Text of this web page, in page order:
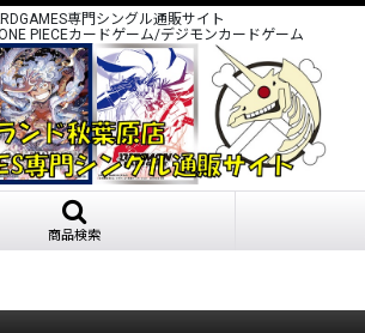
専門シングル通販サイト
PIECEカードゲーム/デジモンカードゲーム
商品検索